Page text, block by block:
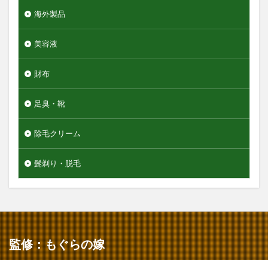
海外製品
美容液
財布
足臭・靴
除毛クリーム
髭剃り・脱毛
監修：もぐらの嫁